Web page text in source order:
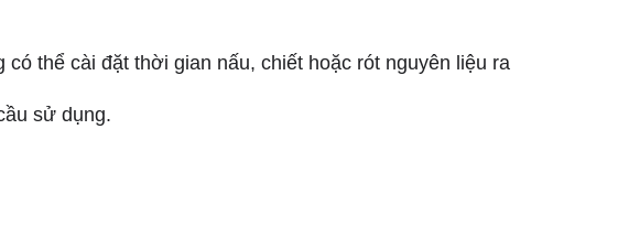
có thể cài đặt thời gian nấu, chiết hoặc rót nguyên liệu ra
sử dụng.